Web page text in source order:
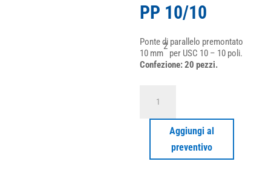
PP 10/10
Ponte di parallelo premontato
10 mm
2
per USC 10 – 10 poli.
Confezione: 20 pezzi.
10/10
Aggiungi al
preventivo